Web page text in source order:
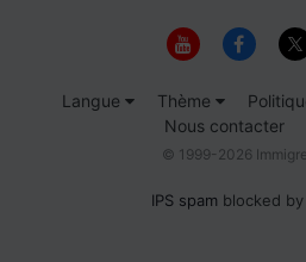
Langue Thème
Nous contacter
© 1999-2026
IPS spam blocked by